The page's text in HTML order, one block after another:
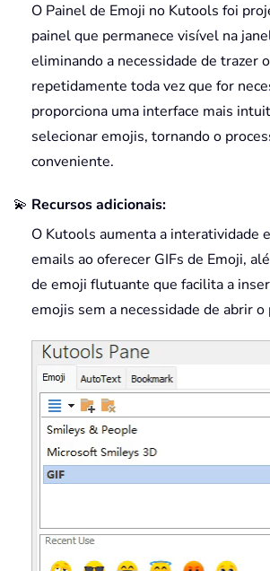
O Painel de Emoji no Kutools foi
painel que permanece visível na
eliminando a necessidade de trazer
repetidamente toda vez que for
proporciona uma interface mais
selecionar emojis, tornando o
conveniente.
💫 Recursos adicionais:
O Kutools aumenta a interatividade
emails ao oferecer GIFs de Emoji,
de emoji flutuante que facilita a
emojis sem a necessidade de abrir